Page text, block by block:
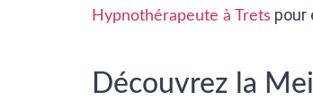
Hypnothérapeute à Trets pour
Découvrez la